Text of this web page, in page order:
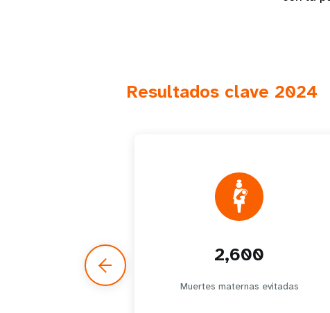
Resultados clave 2024
2,600
Muertes maternas evitadas